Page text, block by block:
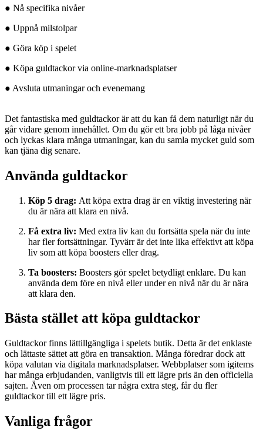
● Nå specifika nivåer
● Uppnå milstolpar
● Göra köp i spelet
● Köpa guldtackor via online-marknadsplatser
● Avsluta utmaningar och evenemang
Det fantastiska med guldtackor är att du kan få dem naturligt när du
går vidare genom innehållet. Om du gör ett bra jobb på låga nivåer
och lyckas klara många utmaningar, kan du samla mycket guld som
kan tjäna dig senare.
Använda guldtackor
Köp 5 drag: Att köpa extra drag är en viktig investering när
du är nära att klara en nivå.
Få extra liv: Med extra liv kan du fortsätta spela när du inte
har fler fortsättningar. Tyvärr är det inte lika effektivt att köpa
liv som att köpa boosters eller drag.
Ta boosters: Boosters gör spelet betydligt enklare. Du kan
använda dem före en nivå eller under en nivå när du är nära
att klara den.
Bästa stället att köpa guldtackor
Guldtackor finns lättillgängliga i spelets butik. Detta är det enklaste
och lättaste sättet att göra en transaktion. Många föredrar dock att
köpa valutan via digitala marknadsplatser. Webbplatser som igitems
har många erbjudanden, vanligtvis till ett lägre pris än den officiella
sajten. Även om processen tar några extra steg, får du fler
guldtackor till ett lägre pris.
Vanliga frågor